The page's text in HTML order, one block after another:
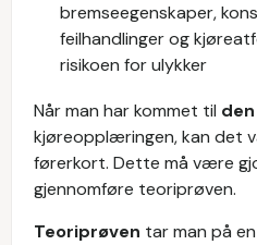
bremseegenskaper,
feilhandlinger og
risikoen for ulykker
Når man har kommet til
kjøreopplæringen, kan det
førerkort. Dette må være
gjennomføre teoriprøven.
Teoriprøven tar man på